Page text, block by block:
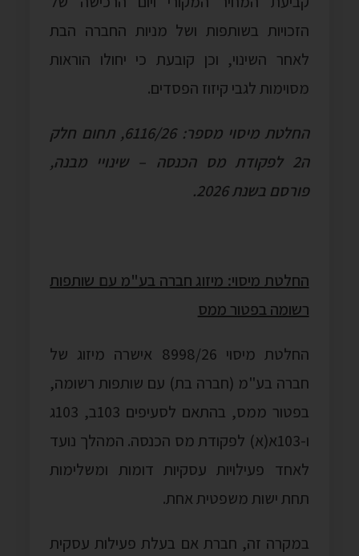
הזכויות בשותפות ושל מניות החברה הבת
לאחר השינוי, וכן קובעת כי יחולו הוראות
מסוימות לגבי קיזוז הפסדים.
החלטת מיסוי מספר: 6116/26, תחום חלק
ה2 לפקודת מס הכנסה – שינויי מבנה,
פורסם בשנת 2026.
החלטת מיסוי: מיזוג חברה בע"מ עם שותפות
רשומה בפטור ממס
החלטת מיסוי 8998/26 אישרה מיזוג של
חברה בע"מ (חברה בת) עם שותפות רשומה,
בפטור ממס, בהתאם לסעיפים 103ב, 103ג
ו-103א(א) לפקודת מס הכנסה. המהלך נועד
לאחד פעילויות עסקיות דומות ומשלימות
תחת ישות משפטית אחת.
במקרה זה, חברת אם בעלת פעילות עסקית